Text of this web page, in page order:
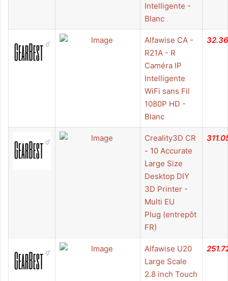
Intelligente -
Blanc
Alfawise CA -
R21A - R
Caméra IP
Intelligente
WiFi sans Fil
1080P HD -
Blanc
32.36
Creality3D CR
- 10 Accurate
Large Size
Desktop DIY
3D Printer -
Multi EU
Plug (entrepôt
FR)
Alfawise U20
Large Scale
2.8 inch Touch